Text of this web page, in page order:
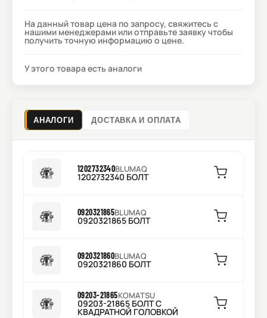
На данный товар цена по запросу, свяжитесь с
нашими менеджерами или отправьте заявку чтобы
получить точную информацию о цене.
У этого товара есть аналоги
АНАЛОГИ ДОСТАВКА И ОПЛАТА
1202732340BLUMAQ
1202732340 БОЛТ
0920321865BLUMAQ
0920321865 БОЛТ
0920321860BLUMAQ
0920321860 БОЛТ
09203-21865KOMATSU
09203-21865 БОЛТ С
КВАДРАТНОЙ ГОЛОВКОЙ